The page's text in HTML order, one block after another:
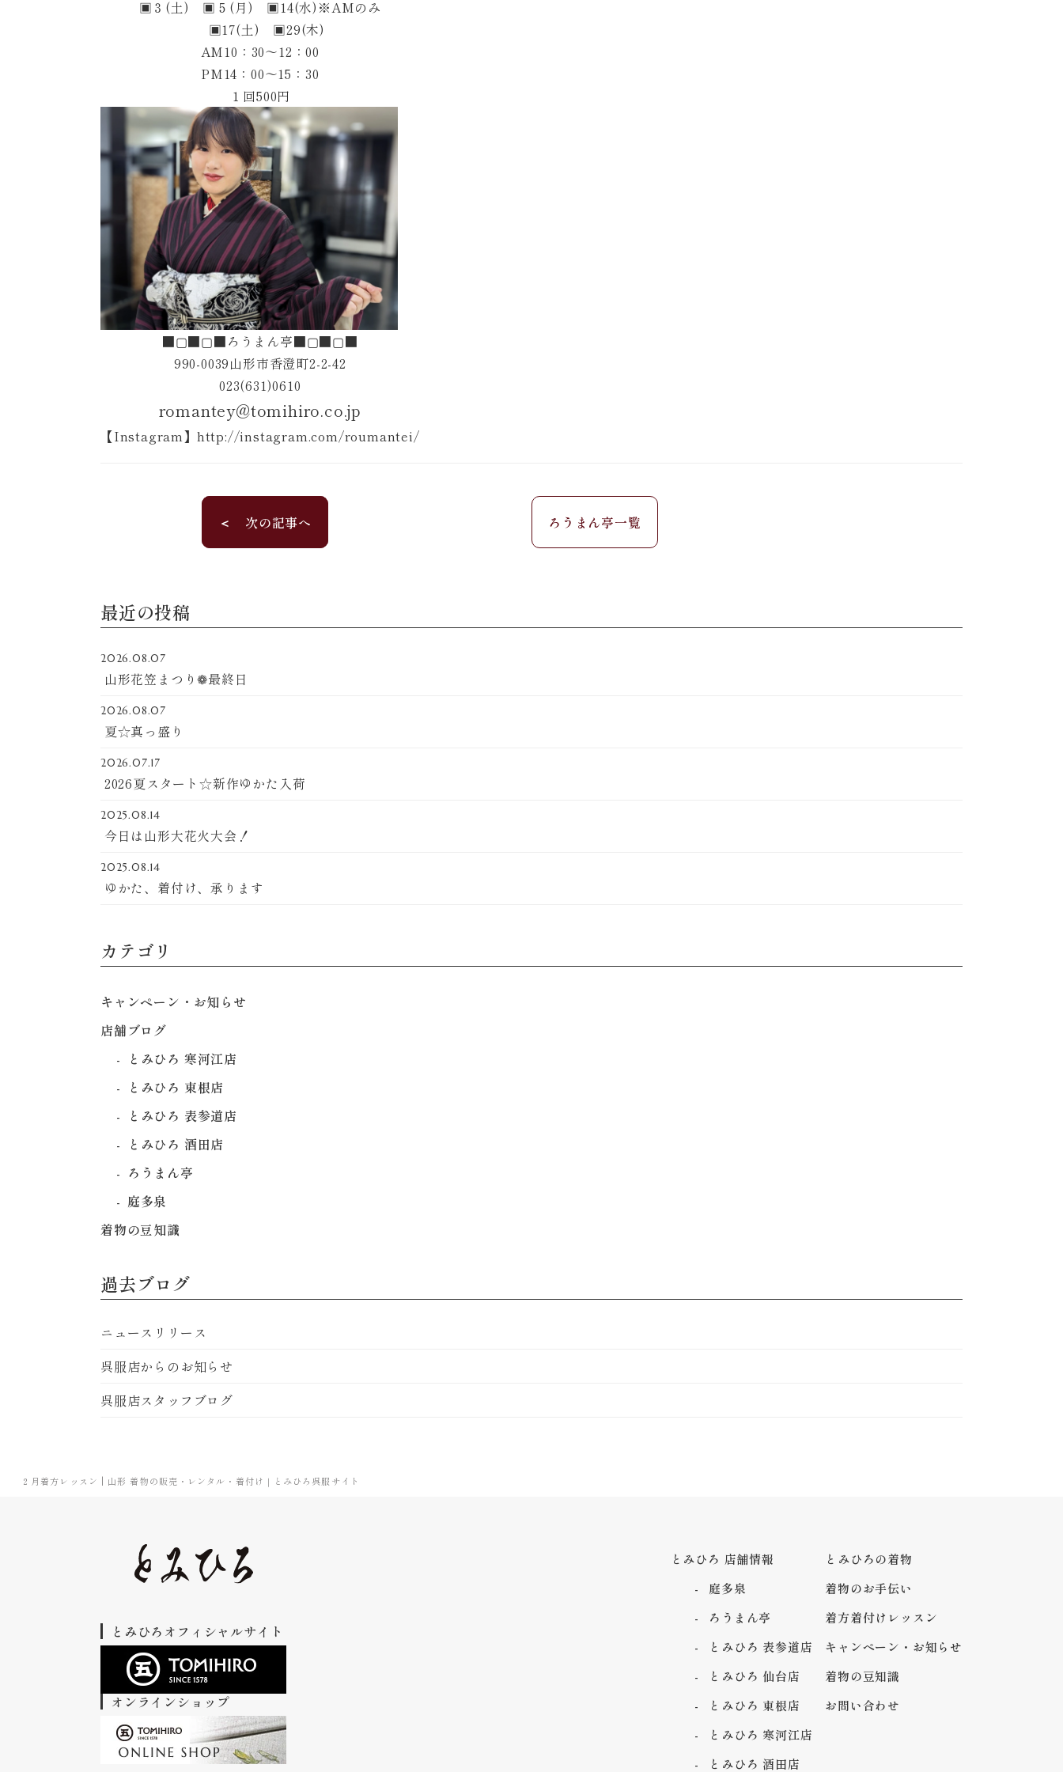
２月着方レッスン | 山形 着物の販売・レンタル・着付け｜とみひろ呉服サイト
▣３(土) ▣５(月) ▣14(水)※AMのみ
▣17(土) ▣29(木)
AM10：30～12：00
PM14：00～15：30
１回500円
■▢■▢■ろうまん亭■▢■▢■
990-0039山形市香澄町2-2-42
023(631)0610
romantey@tomihiro.co.jp
【Instagram】http://instagram.com/roumantei/
＜ 次の記事へ ろうまん亭一覧
最近の投稿
2026.08.07
山形花笠まつり❁最終日
2026.08.07
夏☆真っ盛り
2026.07.17
2026夏スタート☆新作ゆかた入荷
2025.08.14
今日は山形大花火大会！
2025.08.14
ゆかた、着付け、承ります
カテゴリ
キャンペーン・お知らせ
店舗ブログ
とみひろ 寒河江店
とみひろ 東根店
とみひろ 表参道店
とみひろ 酒田店
ろうまん亭
庭多泉
着物の豆知識
過去ブログ
ニュースリリース
呉服店からのお知らせ
呉服店スタッフブログ
とみひろオフィシャルサイト
オンラインショップ
とみひろ 店舗情報
庭多泉
ろうまん亭
とみひろ 表参道店
とみひろ 仙台店
とみひろ 東根店
とみひろ 寒河江店
とみひろ 酒田店
とみひろの着物
着物のお手伝い
着方着付けレッスン
キャンペーン・お知らせ
着物の豆知識
お問い合わせ